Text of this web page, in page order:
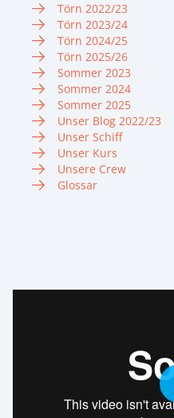
Törn 2022/23
Törn 2023/24
Törn 2024/25
Törn 2025/26
Sommer 2023
Sommer 2024
Sommer 2025
Unser Blog 2022/23
Unser Schiff
Unser Kurs
Unsere Crew
Glossar